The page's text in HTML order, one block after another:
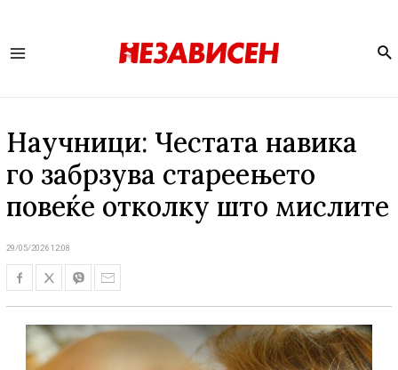
Научници: Честата навика
го забрзува стареењето
повеќе отколку што мислите
29/05/2026 12:08